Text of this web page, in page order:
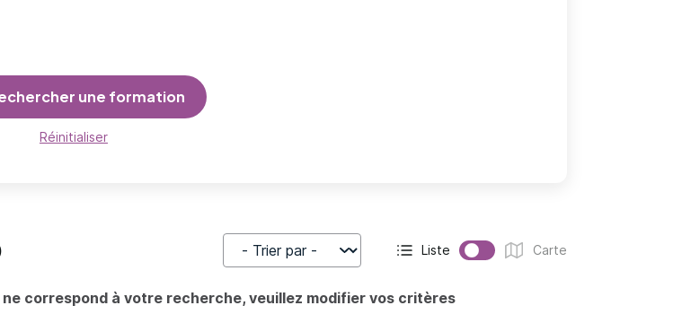
une formation
Réinitialiser
Trier par Affichage actif :
Liste
Affichage :
Carte
correspond à votre recherche, veuillez modifier vos critères